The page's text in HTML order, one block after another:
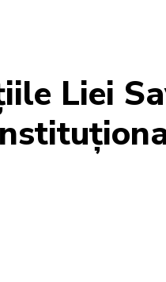
Liei